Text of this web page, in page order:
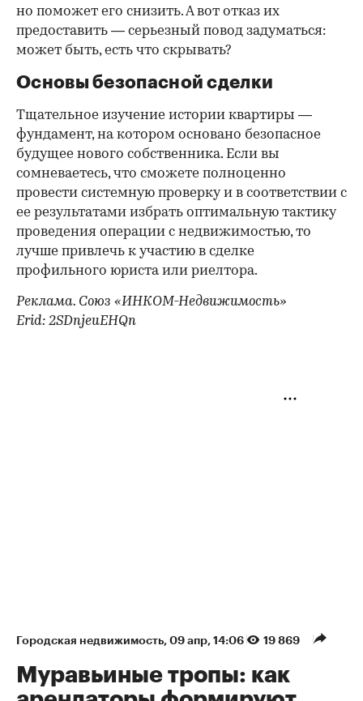
но поможет его снизить. А вот отказ их
предоставить — серьезный повод задуматься:
может быть, есть что скрывать?
Основы безопасной сделки
Тщательное изучение истории квартиры —
фундамент, на котором основано безопасное
будущее нового собственника. Если вы
сомневаетесь, что сможете полноценно
провести системную проверку и в соответствии с
ее результатами избрать оптимальную тактику
проведения операции с недвижимостью, то
лучше привлечь к участию в сделке
профильного юриста или риелтора.
Реклама. Союз «ИНКОМ-Недвижимость»
Erid: 2SDnjeuEHQn
Городская недвижимость 09 апр, 14:06 19 869
Муравьиные тропы: как